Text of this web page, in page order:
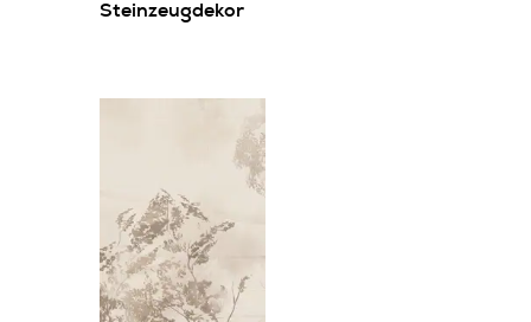
Steinzeugdekor